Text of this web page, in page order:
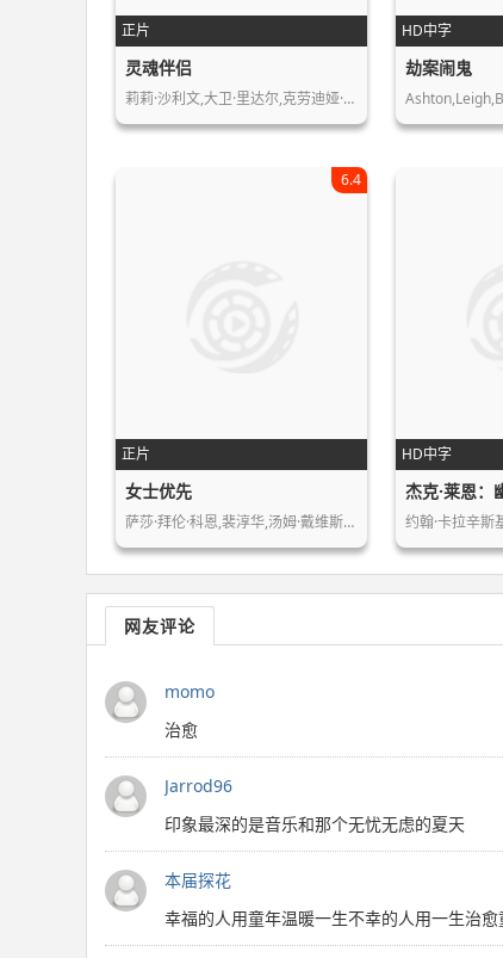
正片
灵魂伴侣
莉莉·沙利文,大卫·里达尔,克劳迪娅·…
HD中字
劫案闹鬼
正片
6.4
女士优先
萨莎·拜伦·科恩,裴淳华,汤姆·戴维斯…
HD中字
杰克·莱恩：
网友评论
momo
治愈
Jarrod96
印象最深的是音乐和那个无忧无虑的夏天
本届探花
幸福的人用童年温暖一生不幸的人用一生治愈